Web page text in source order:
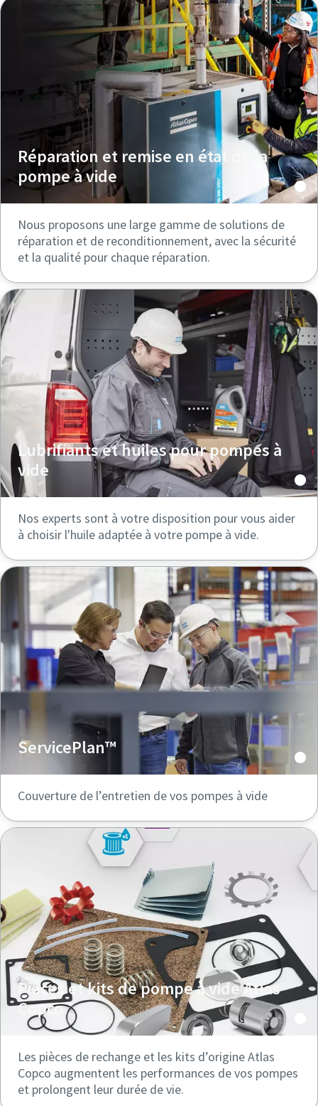
Réparation et remise en état de la
pompe à vide
Nous proposons une large gamme de solutions de
réparation et de reconditionnement, avec la sécurité
et la qualité pour chaque réparation.
Lubrifiants et huiles pour pompes à
vide
Nos experts sont à votre disposition pour vous aider
à choisir l'huile adaptée à votre pompe à vide.
ServicePlan™
Couverture de l’entretien de vos pompes à vide
Pièces et kits de pompe à vide Atlas
Copco
Les pièces de rechange et les kits d’origine Atlas
Copco augmentent les performances de vos pompes
et prolongent leur durée de vie.